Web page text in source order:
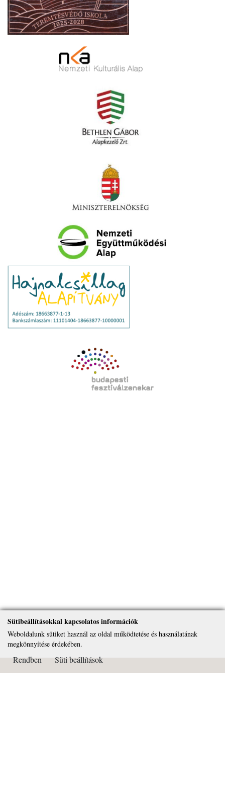
Sütibeállításokkal kapcsolatos információk
Weboldalunk sütiket használ az oldal működtetése és használatának
megkönnyítése érdekében.
Rendben Süti beállítások